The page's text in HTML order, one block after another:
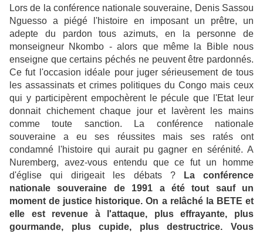
Lors de la conférence nationale souveraine, Denis Sassou
Nguesso a piégé l'histoire en imposant un prêtre, un
adepte du pardon tous azimuts, en la personne de
monseigneur Nkombo - alors que même la Bible nous
enseigne que certains péchés ne peuvent être pardonnés.
Ce fut l'occasion idéale pour juger sérieusement de tous
les assassinats et crimes politiques du Congo mais ceux
qui y participèrent empochèrent le pécule que l'Etat leur
donnait chichement chaque jour et lavèrent les mains
comme toute sanction. La conférence nationale
souveraine a eu ses réussites mais ses ratés ont
condamné l'histoire qui aurait pu gagner en sérénité. A
Nuremberg, avez-vous entendu que ce fut un homme
d'église qui dirigeait les débats ?
La conférence
nationale souveraine de 1991 a été tout sauf un
moment de justice historique. On a relâché la BETE et
elle est revenue à l'attaque, plus effrayante, plus
gourmande, plus cupide, plus destructrice. Vous